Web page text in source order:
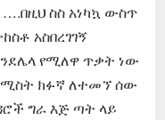
ስስ አነካኳ ውስጥ
አስበረገገኝ
የሚለዋ ጥቃት ነው
ሚስት ክፉኛ ለተመኘ ሰው
ግራ እጅ ጣት ላይ